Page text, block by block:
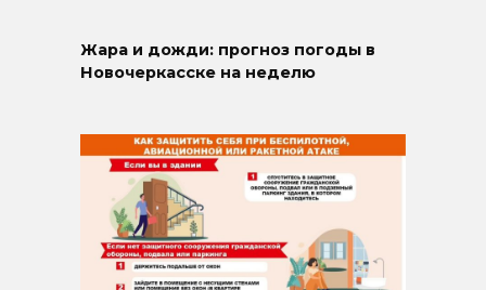
Жара и дожди: прогноз погоды в
Новочеркасске на неделю